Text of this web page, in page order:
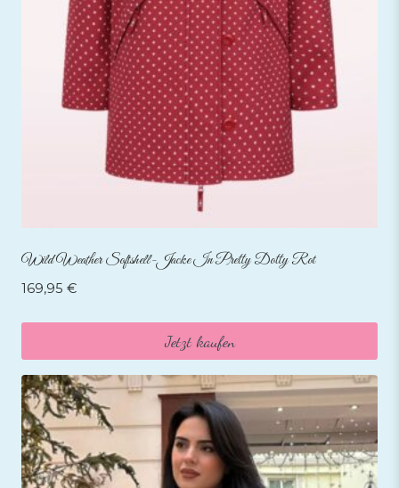
Wild Weather Softshell-Jacke In Pretty Dotty Rot
169,95 €
Jetzt kaufen